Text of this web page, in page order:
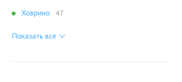
Ховрино
47
Показать все